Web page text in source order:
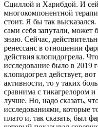
Сциллой и Харибдой. И
многокомпонентной
стоит. Я бы так
сами себя запутали, может
знаю. Сейчас,
ренессанс в отношении
действия клопидогрела.
исследование было в 2019
клопидогрел действует,
активности, то у таких
сравнима с тикагрелором
лучше. Но, надо сказать,
исследованиями, которые
плато и, так сказать, был